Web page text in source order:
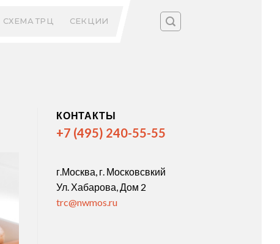
СХЕМА ТРЦ СЕКЦИИ
КОНТАКТЫ
+7 (495) 240-55-55
г.Москва, г. Московсвкий
Ул. Хабарова, Дом 2
trc@nwmos.ru